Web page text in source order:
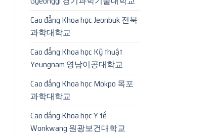
Cao đẳng Khoa học Jeonbuk 전북
과학대학교
Cao đẳng Khoa học Kỹ thuật
Yeungnam 영남이공대학교
Cao đẳng Khoa học Mokpo 목포
과학대학교
Cao đẳng Khoa học Y tế
Wonkwang 원광보건대학교